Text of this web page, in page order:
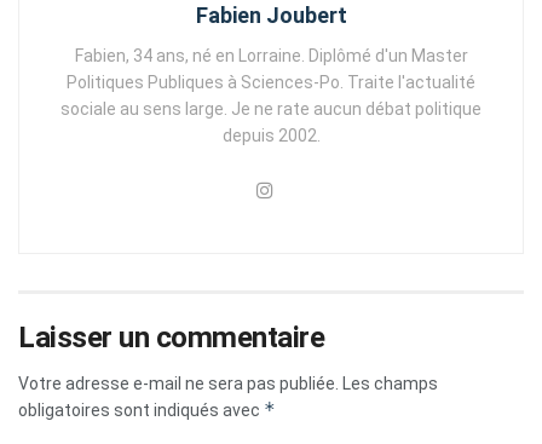
Fabien Joubert
Fabien, 34 ans, né en Lorraine. Diplômé d'un Master
Politiques Publiques à Sciences-Po. Traite l'actualité
sociale au sens large. Je ne rate aucun débat politique
depuis 2002.
Laisser un commentaire
Votre adresse e-mail ne sera pas publiée. Les champs
obligatoires sont indiqués avec *